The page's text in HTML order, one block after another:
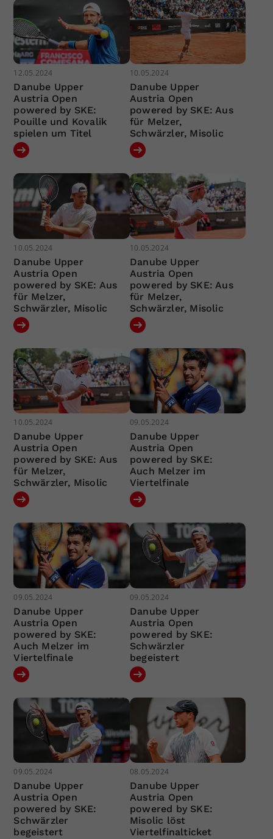
12.05.2024
Danube Upper
Austria Open
powered by SKE:
Pouille und Kovalik
spielen um Titel
10.05.2024
Danube Upper
Austria Open
powered by SKE: Aus
für Melzer,
Schwärzler, Misolic
10.05.2024
Danube Upper
Austria Open
powered by SKE: Aus
für Melzer,
Schwärzler, Misolic
10.05.2024
Danube Upper
Austria Open
powered by SKE: Aus
für Melzer,
Schwärzler, Misolic
10.05.2024
Danube Upper
Austria Open
powered by SKE: Aus
für Melzer,
Schwärzler, Misolic
09.05.2024
Danube Upper
Austria Open
powered by SKE:
Auch Melzer im
Viertelfinale
09.05.2024
Danube Upper
Austria Open
powered by SKE:
Auch Melzer im
Viertelfinale
09.05.2024
Danube Upper
Austria Open
powered by SKE:
Schwärzler
begeistert
09.05.2024
Danube Upper
Austria Open
powered by SKE:
Schwärzler
begeistert
08.05.2024
Danube Upper
Austria Open
powered by SKE:
Misolic löst
Viertelfinalticket